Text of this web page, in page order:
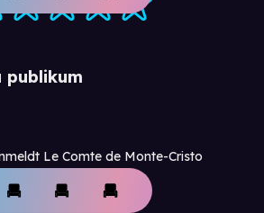
publikum
Le Comte de Monte-Cristo